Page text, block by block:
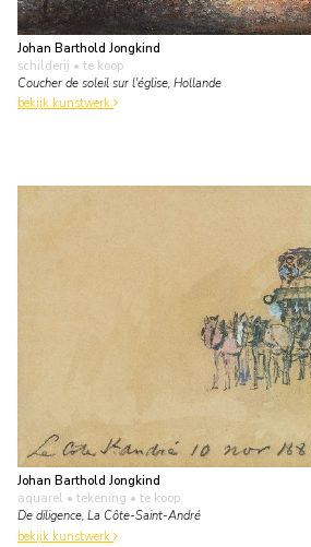
Johan Barthold Jongkind
schilderij • te koop
Coucher de soleil sur l'église, Hollande
bekijk kunstwerk
Johan Barthold Jongkind
aquarel • tekening • te koop
De diligence, La Côte-Saint-André
bekijk kunstwerk